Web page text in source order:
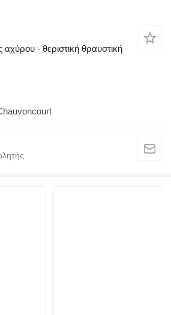
- θεριστική θραυστική